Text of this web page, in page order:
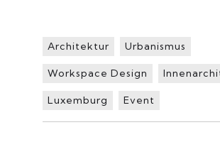
Architektur Urbanismus
Workspace Design
Luxemburg Event